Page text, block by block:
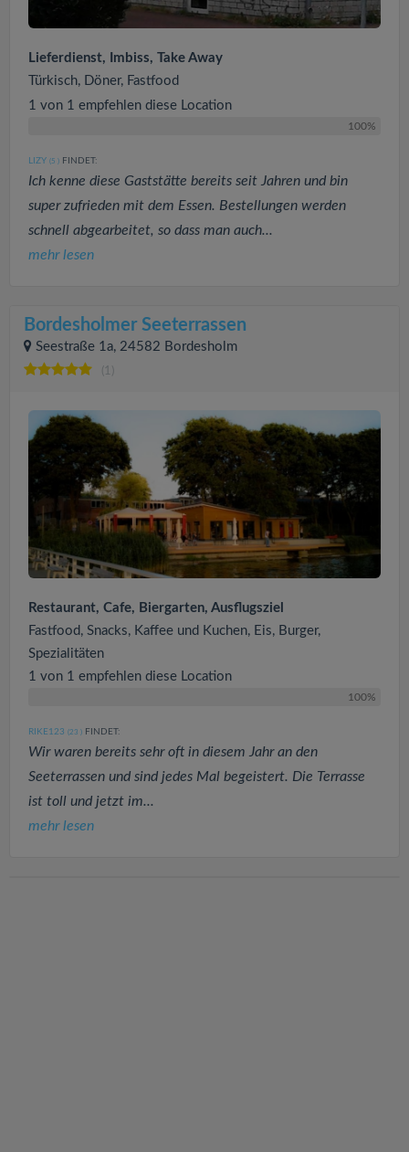
Lieferdienst, Imbiss, Take Away
Türkisch, Döner, Fastfood
1 von 1 empfehlen diese Location
100%
LIZY (5 ) FINDET:
Ich kenne diese Gaststätte bereits seit Jahren und bin
super zufrieden mit dem Essen. Bestellungen werden
schnell abgearbeitet, so dass man auch...
mehr lesen
Bordesholmer Seeterrassen
Seestraße 1a, 24582 Bordesholm
(1)
Restaurant, Cafe, Biergarten, Ausflugsziel
Fastfood, Snacks, Kaffee und Kuchen, Eis, Burger,
Spezialitäten
1 von 1 empfehlen diese Location
100%
RIKE123 (23 ) FINDET:
Wir waren bereits sehr oft in diesem Jahr an den
Seeterrassen und sind jedes Mal begeistert. Die Terrasse
ist toll und jetzt im...
mehr lesen